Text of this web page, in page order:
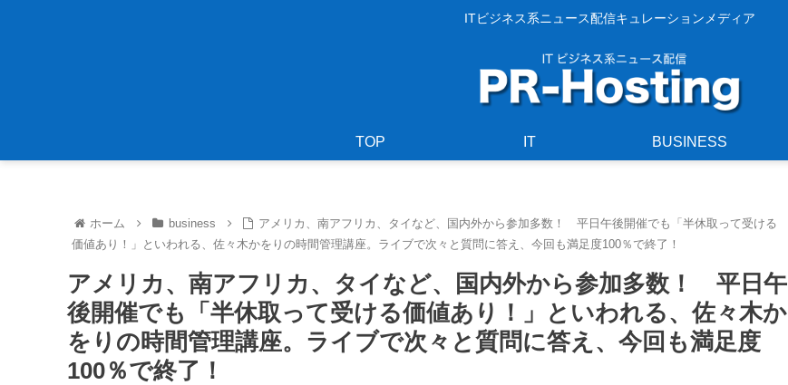
ITビジネス系ニュース配信キュレーションメディア
TOP IT BUSINESS
ホーム business
アメリカ、南アフリカ、タイなど、国内外から参加多数！ 平日午後開催でも「半休取って受ける
価値あり！」といわれる、佐々木かをりの時間管理講座。ライブで次々と質問に答え、今回も満足度100％で終了！
アメリカ、南アフリカ、タイなど、国内外から参加多数！ 平日午
後開催でも「半休取って受ける価値あり！」といわれる、佐々木か
をりの時間管理講座。ライブで次々と質問に答え、今回も満足度
100％で終了！